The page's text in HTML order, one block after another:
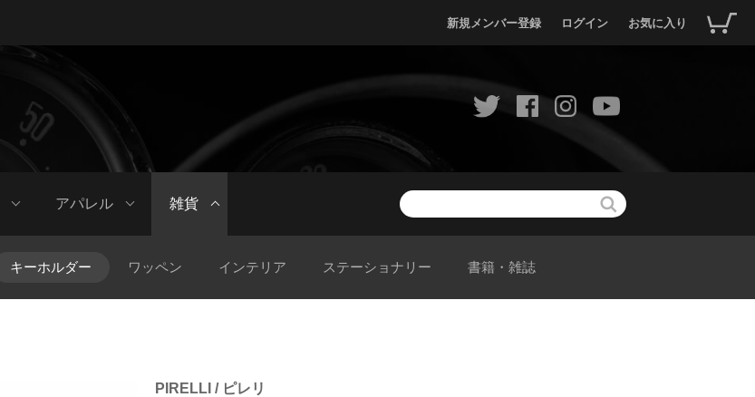
新規メンバー登録 ログイン お気に入り
アパレル 雑貨
キーホルダー ワッペン インテリア ステーショナリー 書籍・雑誌
PIRELLI / ピレリ